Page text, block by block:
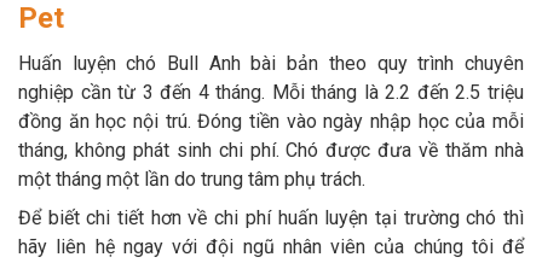
Pet
Huấn luyện chó Bull Anh bài bản theo quy trình chuyên
nghiệp cần từ 3 đến 4 tháng. Mỗi tháng là 2.2 đến 2.5 triệu
đồng ăn học nội trú. Đóng tiền vào ngày nhập học của mỗi
tháng, không phát sinh chi phí. Chó được đưa về thăm nhà
một tháng một lần do trung tâm phụ trách.
Để biết chi tiết hơn về chi phí huấn luyện tại trường chó thì
hãy liên hệ ngay với đội ngũ nhân viên của chúng tôi để